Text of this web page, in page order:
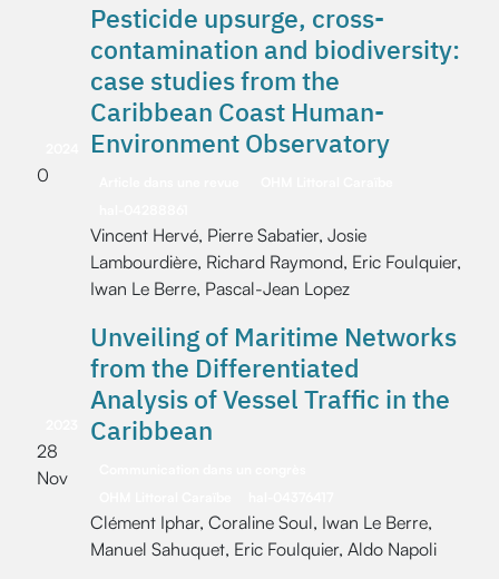
0
Pesticide upsurge, cross-
contamination and biodiversity:
case studies from the
Caribbean Coast Human-
Environment Observatory
Vincent Hervé, Pierre Sabatier, Josie
Lambourdière, Richard Raymond, Eric Foulquier,
Iwan Le Berre, Pascal-Jean Lopez
28
Nov
Unveiling of Maritime Networks
from the Differentiated
Analysis of Vessel Traffic in the
Caribbean
Clément Iphar, Coraline Soul, Iwan Le Berre,
Manuel Sahuquet, Eric Foulquier, Aldo Napoli